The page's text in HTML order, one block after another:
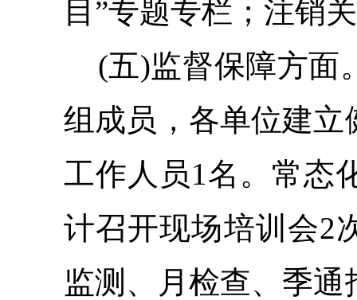
目”专题专栏；注销
(五)监督保障方面
组成员，各单位建
工作人员1名。 常态
计召开现场培训会2
监测、月检查、季